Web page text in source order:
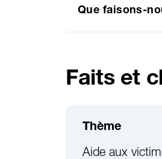
Que faisons-
Faits et
Thème
Aide aux